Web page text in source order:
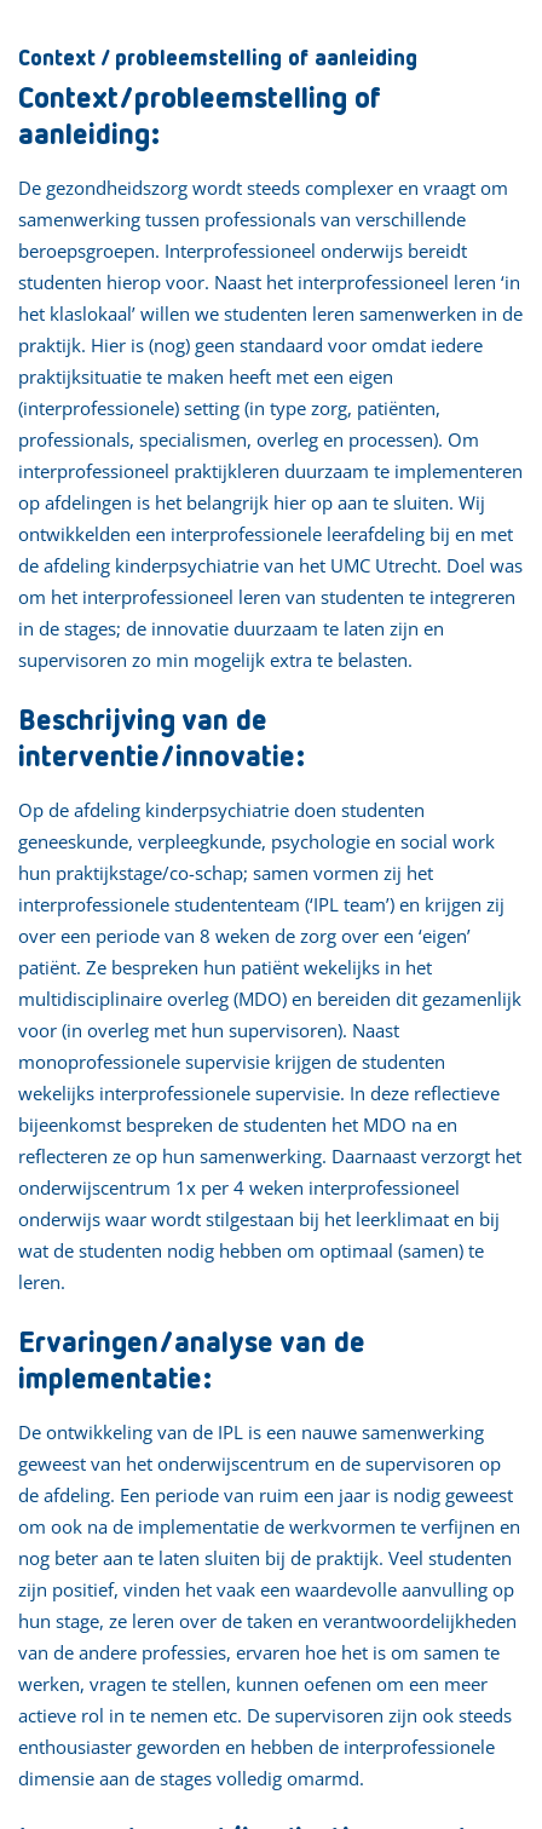
Context / probleemstelling of aanleiding
Context/probleemstelling of
aanleiding:
De gezondheidszorg wordt steeds complexer en vraagt om
samenwerking tussen professionals van verschillende
beroepsgroepen. Interprofessioneel onderwijs bereidt
studenten hierop voor. Naast het interprofessioneel leren ‘in
het klaslokaal’ willen we studenten leren samenwerken in de
praktijk. Hier is (nog) geen standaard voor omdat iedere
praktijksituatie te maken heeft met een eigen
(interprofessionele) setting (in type zorg, patiënten,
professionals, specialismen, overleg en processen). Om
interprofessioneel praktijkleren duurzaam te implementeren
op afdelingen is het belangrijk hier op aan te sluiten. Wij
ontwikkelden een interprofessionele leerafdeling bij en met
de afdeling kinderpsychiatrie van het UMC Utrecht. Doel was
om het interprofessioneel leren van studenten te integreren
in de stages; de innovatie duurzaam te laten zijn en
supervisoren zo min mogelijk extra te belasten.
Beschrijving van de
interventie/innovatie:
Op de afdeling kinderpsychiatrie doen studenten
geneeskunde, verpleegkunde, psychologie en social work
hun praktijkstage/co-schap; samen vormen zij het
interprofessionele studententeam (‘IPL team’) en krijgen zij
over een periode van 8 weken de zorg over een ‘eigen’
patiënt. Ze bespreken hun patiënt wekelijks in het
multidisciplinaire overleg (MDO) en bereiden dit gezamenlijk
voor (in overleg met hun supervisoren). Naast
monoprofessionele supervisie krijgen de studenten
wekelijks interprofessionele supervisie. In deze reflectieve
bijeenkomst bespreken de studenten het MDO na en
reflecteren ze op hun samenwerking. Daarnaast verzorgt het
onderwijscentrum 1x per 4 weken interprofessioneel
onderwijs waar wordt stilgestaan bij het leerklimaat en bij
wat de studenten nodig hebben om optimaal (samen) te
leren.
Ervaringen/analyse van de
implementatie:
De ontwikkeling van de IPL is een nauwe samenwerking
geweest van het onderwijscentrum en de supervisoren op
de afdeling. Een periode van ruim een jaar is nodig geweest
om ook na de implementatie de werkvormen te verfijnen en
nog beter aan te laten sluiten bij de praktijk. Veel studenten
zijn positief, vinden het vaak een waardevolle aanvulling op
hun stage, ze leren over de taken en verantwoordelijkheden
van de andere professies, ervaren hoe het is om samen te
werken, vragen te stellen, kunnen oefenen om een meer
actieve rol in te nemen etc. De supervisoren zijn ook steeds
enthousiaster geworden en hebben de interprofessionele
dimensie aan de stages volledig omarmd.